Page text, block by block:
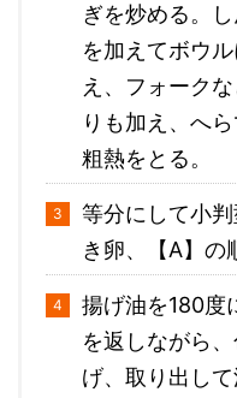
ぎを炒める。
を加えてボウ
え、フォーク
りも加え、へ
粗熱をとる。
等分にして小
き卵、【A】の
揚げ油を180度
を返しながら
げ、取り出し